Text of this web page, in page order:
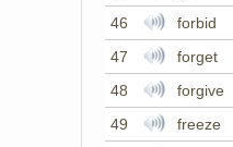
46
forbid
47
forget
48
forgive
49
freeze